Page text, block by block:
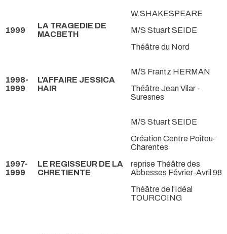
1999
LA TRAGEDIE DE
MACBETH
W.SHAKESPEARE
M/S Stuart SEIDE
Théâtre du Nord
1998-
1999
L'AFFAIRE JESSICA
HAIR
M/S Frantz HERMAN
Théâtre Jean Vilar -
Suresnes
1997-
1999
LE REGISSEUR DE LA
CHRETIENTE
M/S Stuart SEIDE
Création Centre Poitou-
Charentes
reprise Théâtre des
Abbesses Février-Avril 98
Théâtre de l'Idéal
TOURCOING